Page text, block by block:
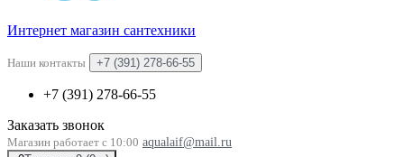
Интернет магазин сантехники
Наши контакты +7 (391) 278-66-55
+7 (391) 278-66-55
Заказать звонок
Магазин работает с 10:00 aqualaif@mail.ru